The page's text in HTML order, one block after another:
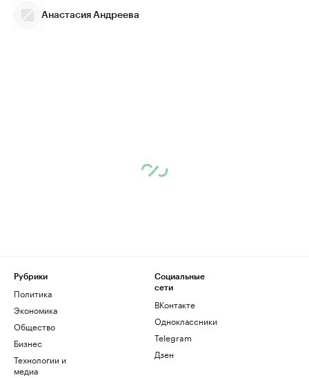
Анастасия Андреева
Рубрики
Политика
Экономика
Общество
Бизнес
Технологии и
медиа
Социальные
сети
ВКонтакте
Одноклассники
Telegram
Дзен